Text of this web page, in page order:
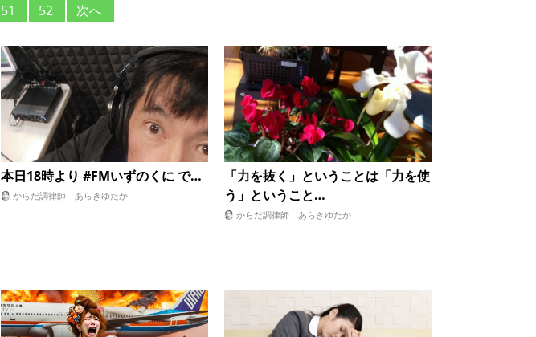
51 52 次へ
本日18時より #FMいずのくに で…
からだ調律師 あらきゆたか
「力を抜く」ということは「力を使
う」ということ…
からだ調律師 あらきゆたか